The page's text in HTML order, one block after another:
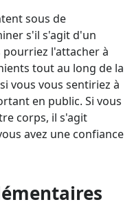
sous de
s'il s'agit d'un
pourriez l'attacher à
tout au long de la
vous vous sentiriez à
en public. Si vous
corps, il s'agit
avez une confiance